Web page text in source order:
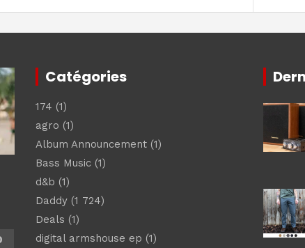
Catégories
174 (1)
agro (1)
Album Announcement(1)
Bass Music(1)
d&b (1)
Daddy(1 724)
Deals (1)
digital armshouse ep (1)